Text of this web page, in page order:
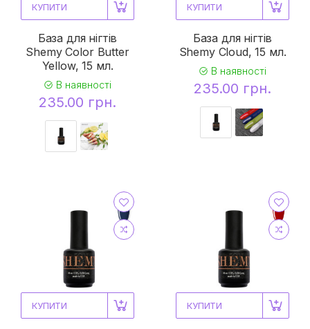
КУПИТИ
База для нігтів
Shemy Color Butter
Yellow, 15 мл.
В наявності
235.00 грн.
КУПИТИ
База для нігтів
Shemy Cloud, 15 мл.
В наявності
235.00 грн.
КУПИТИ КУПИТИ